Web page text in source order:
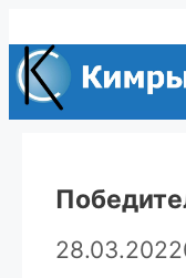
к
содержимому
28.03.2022